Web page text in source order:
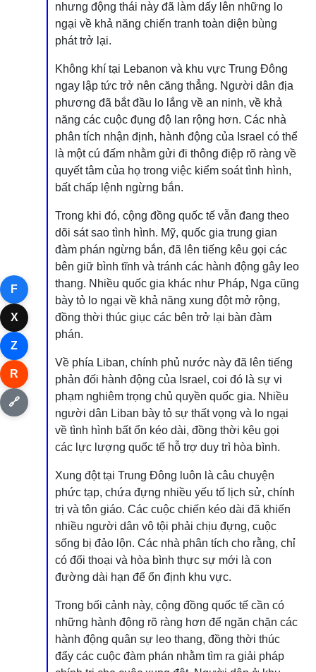
nhưng động thái này đã làm dấy lên những lo
ngại về khả năng chiến tranh toàn diện bùng
phát trở lại.
Không khí tại Lebanon và khu vực Trung Đông
ngay lập tức trở nên căng thẳng. Người dân địa
phương đã bắt đầu lo lắng về an ninh, về khả
năng các cuộc đụng độ lan rộng hơn. Các nhà
phân tích nhận định, hành động của Israel có thể
là một cú đấm nhằm gửi đi thông điệp rõ ràng về
quyết tâm của họ trong việc kiểm soát tình hình,
bất chấp lệnh ngừng bắn.
Trong khi đó, cộng đồng quốc tế vẫn đang theo
dõi sát sao tình hình. Mỹ, quốc gia trung gian
đàm phán ngừng bắn, đã lên tiếng kêu gọi các
bên giữ bình tĩnh và tránh các hành động gây leo
thang. Nhiều quốc gia khác như Pháp, Nga cũng
bày tỏ lo ngại về khả năng xung đột mở rộng,
đồng thời thúc giục các bên trở lại bàn đàm
phán.
Về phía Liban, chính phủ nước này đã lên tiếng
phản đối hành động của Israel, coi đó là sự vi
phạm nghiêm trọng chủ quyền quốc gia. Nhiều
người dân Liban bày tỏ sự thất vọng và lo ngại
về tình hình bất ổn kéo dài, đồng thời kêu gọi
các lực lượng quốc tế hỗ trợ duy trì hòa bình.
Xung đột tại Trung Đông luôn là câu chuyện
phức tạp, chứa đựng nhiều yếu tố lịch sử, chính
trị và tôn giáo. Các cuộc chiến kéo dài đã khiến
nhiều người dân vô tội phải chịu đựng, cuộc
sống bị đảo lộn. Các nhà phân tích cho rằng, chỉ
có đối thoại và hòa bình thực sự mới là con
đường dài hạn để ổn định khu vực.
Trong bối cảnh này, cộng đồng quốc tế cần có
những hành động rõ ràng hơn để ngăn chặn các
hành động quân sự leo thang, đồng thời thúc
đẩy các cuộc đàm phán nhằm tìm ra giải pháp
F
X
Z
R
🔗